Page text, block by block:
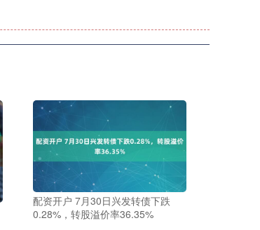
配资开户 7月30日兴发转债下跌
0.28%，转股溢价率36.35%